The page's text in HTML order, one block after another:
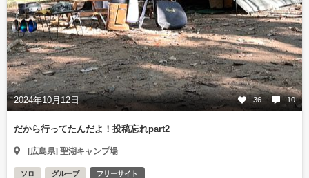
2024年10月12日 36 10
だから行ってたんだよ！投稿忘れpart2
[広島県] 聖湖キャンプ場
ソロ グループ フリーサイト